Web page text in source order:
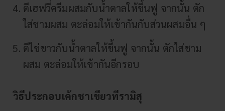
ตีเฮฟวี่ครีมผสมกับน้ำตาลให้ขึ้นฟู จากนั้น ตัก
ใส่ชามผสม ตะล่อมให้เข้ากันกับส่วนผสมอื่น ๆ
ตีไข่ขาวกับน้ำตาลให้ขึ้นฟู จากนั้น ตักใส่ชาม
ผสม ตะล่อมให้เข้ากันอีกรอบ
วิธีประกอบเค้กชาเขียวทีรามิสุ